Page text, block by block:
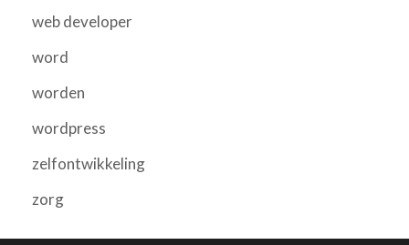
web developer
word
worden
wordpress
zelfontwikkeling
zorg